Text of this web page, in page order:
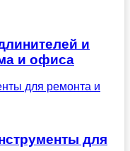
и
и офиса
для ремонта и
для